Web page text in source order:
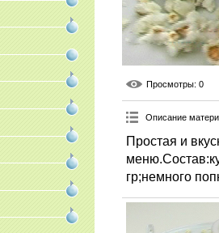
Просмотры: 0
Описание
Простая и
гр;немного